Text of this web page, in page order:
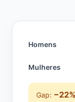
Homens
Mulheres
Gap: −22%